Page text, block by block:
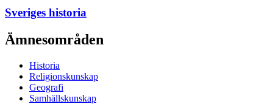
Sveriges historia
Ämnesområden
Historia
Religionskunskap
Geografi
Samhällskunskap